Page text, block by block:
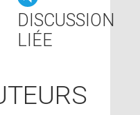
DISCUSSION
LIÉE